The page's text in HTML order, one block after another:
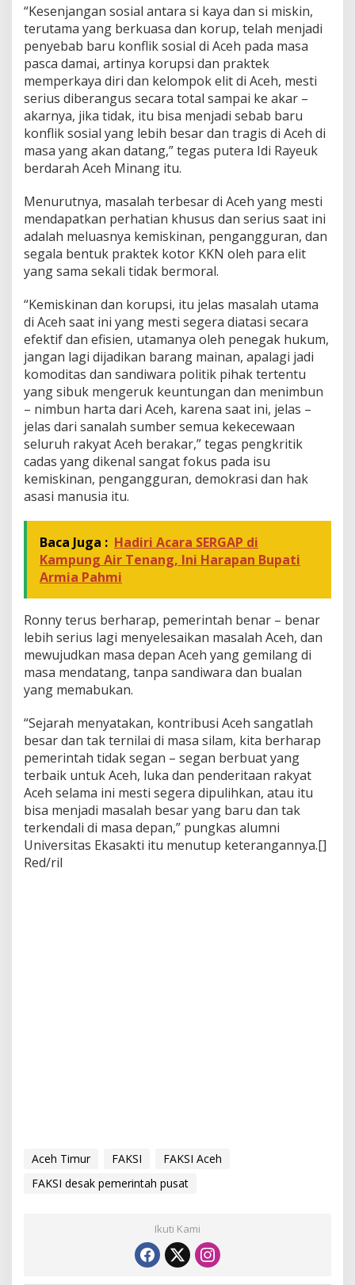
“Kesenjangan sosial antara si kaya dan si miskin,
terutama yang berkuasa dan korup, telah menjadi
penyebab baru konflik sosial di Aceh pada masa
pasca damai, artinya korupsi dan praktek
memperkaya diri dan kelompok elit di Aceh, mesti
serius diberangus secara total sampai ke akar –
akarnya, jika tidak, itu bisa menjadi sebab baru
konflik sosial yang lebih besar dan tragis di Aceh di
masa yang akan datang,” tegas putera Idi Rayeuk
berdarah Aceh Minang itu.
Menurutnya, masalah terbesar di Aceh yang mesti
mendapatkan perhatian khusus dan serius saat ini
adalah meluasnya kemiskinan, pengangguran, dan
segala bentuk praktek kotor KKN oleh para elit
yang sama sekali tidak bermoral.
“Kemiskinan dan korupsi, itu jelas masalah utama
di Aceh saat ini yang mesti segera diatasi secara
efektif dan efisien, utamanya oleh penegak hukum,
jangan lagi dijadikan barang mainan, apalagi jadi
komoditas dan sandiwara politik pihak tertentu
yang sibuk mengeruk keuntungan dan menimbun
– nimbun harta dari Aceh, karena saat ini, jelas –
jelas dari sanalah sumber semua kekecewaan
seluruh rakyat Aceh berakar,” tegas pengkritik
cadas yang dikenal sangat fokus pada isu
kemiskinan, pengangguran, demokrasi dan hak
asasi manusia itu.
Baca Juga : Hadiri Acara SERGAP di
Kampung Air Tenang, Ini Harapan Bupati
Armia Pahmi
Ronny terus berharap, pemerintah benar – benar
lebih serius lagi menyelesaikan masalah Aceh, dan
mewujudkan masa depan Aceh yang gemilang di
masa mendatang, tanpa sandiwara dan bualan
yang memabukan.
“Sejarah menyatakan, kontribusi Aceh sangatlah
besar dan tak ternilai di masa silam, kita berharap
pemerintah tidak segan – segan berbuat yang
terbaik untuk Aceh, luka dan penderitaan rakyat
Aceh selama ini mesti segera dipulihkan, atau itu
bisa menjadi masalah besar yang baru dan tak
terkendali di masa depan,” pungkas alumni
Universitas Ekasakti itu menutup keterangannya.[]
Red/ril
Aceh Timur FAKSI
FAKSI Aceh
FAKSI desak pemerintah pusat
Ikuti Kami